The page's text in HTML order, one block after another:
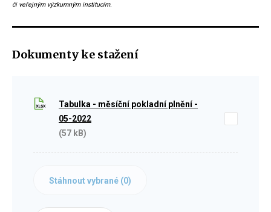
či veřejným výzkumným institucím.
Dokumenty ke stažení
Tabulka - měsíční pokladní plnění -
05-2022
(57 kB)
Stáhnout vybrané (0)